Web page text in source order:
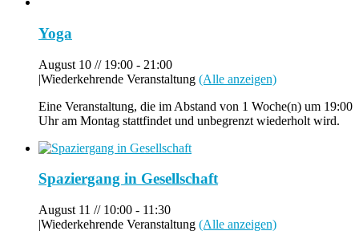
Yoga
August 10 // 19:00 - 21:00
|Wiederkehrende Veranstaltung (Alle anzeigen)
Eine Veranstaltung, die im Abstand von 1 Woche(n) um 19:00
Uhr am Montag stattfindet und unbegrenzt wiederholt wird.
Spaziergang in Gesellschaft
August 11 // 10:00 - 11:30
|Wiederkehrende Veranstaltung (Alle anzeigen)